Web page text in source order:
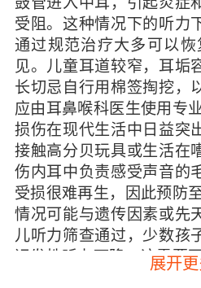
受阻。这种情况下的听力
通过规范治疗大多可以
见。儿童耳道较窄，耳垢
长切忌自行用棉签掏挖，
应由耳鼻喉科医生使用专
损伤在现代生活中日益突
接触高分贝玩具或生活在
伤内耳中负责感受声音的
受损很难再生，因此预防
情况可能与遗传因素或先
儿听力筛查通过，少数孩
迟发性听力下降，这需要
别孩子的听力问题 家长
展开